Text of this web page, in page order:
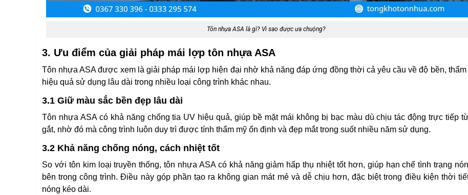
Tôn nhựa ASA là gì? Vì sao được ưa chuộng?
3. Ưu điểm của giải pháp mái lợp tôn nhựa ASA
Tôn nhựa ASA được xem là giải pháp mái lợp hiện đại nhờ khả năng đáp ứng đồng thời cả yêu cầu về độ bền, thẩm
hiệu quả sử dụng lâu dài trong nhiều loại công trình khác nhau.
3.1 Giữ màu sắc bền đẹp lâu dài
Tôn nhựa ASA có khả năng chống tia UV hiệu quả, giúp bề mặt mái không bị bạc màu dù chịu tác động trực tiếp
gắt, nhờ đó mà công trình luôn duy trì được tính thẩm mỹ ổn định và đẹp mắt trong suốt nhiều năm sử dụng.
3.2 Khả năng chống nóng, cách nhiệt tốt
So với tôn kim loại truyền thống, tôn nhựa ASA có khả năng giảm hấp thụ nhiệt tốt hơn, giúp hạn chế tình trạng
bên trong công trình. Điều này góp phần tạo ra không gian mát mẻ và dễ chịu hơn, đặc biệt trong điều kiện thời
nóng kéo dài.